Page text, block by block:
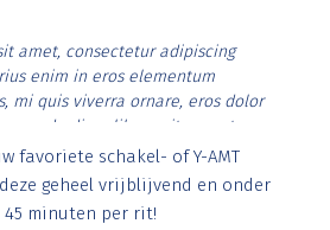
amet, consectetur adipiscing
enim in eros elementum
mi quis viverra ornare, eros dolor
diam libero vitae erat.
et justo cursus id rutrum lorem
vitae risus tristique posuere.
favoriete schakel- of Y-AMT
geheel vrijblijvend en onder
45 minuten per rit!